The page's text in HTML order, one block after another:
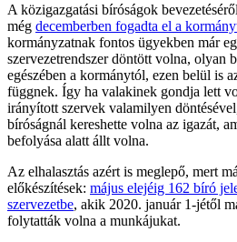
A közigazgatási bíróságok
még decemberben fogadta el a
kormányzatnak fontos ügyekben már
szervezetrendszer döntött volna, olyan
egészében a kormánytól, ezen belül is
függnek. Így ha valakinek gondja lett
irányított szervek valamilyen
bíróságnál kereshette volna az igazát,
befolyása alatt állt volna.
Az elhalasztás azért is meglepő, mert
előkészítések: május elejéig 162 bíró
szervezetbe, akik 2020. január 1-jétől
folytatták volna a munkájukat.